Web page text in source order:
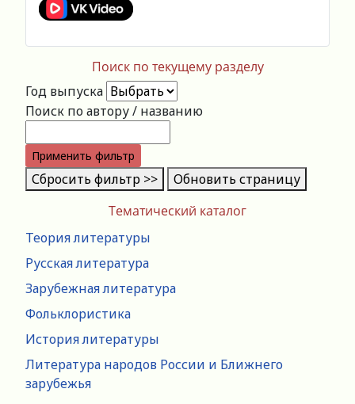
Тематический каталог
Теория литературы
Русская литература
Зарубежная литература
Фольклористика
История литературы
Литература народов России и Ближнего
зарубежья
Поиск по текущему разделу
Год выпуска
Поиск по автору / названию
Применить фильтр
Сбросить фильтр >> Обновить страницу